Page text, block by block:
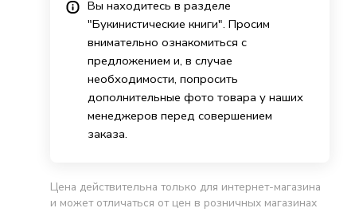
Вы находитесь в разделе
"Букинистические книги". Просим
внимательно ознакомиться с
предложением и, в случае
необходимости, попросить
дополнительные фото товара у наших
менеджеров перед совершением
заказа.
Цена действительна только для интернет-магазина
и может отличаться от цен в розничных магазинах